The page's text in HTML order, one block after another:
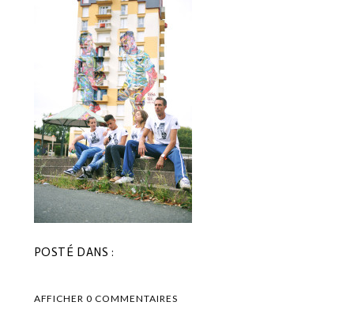
POSTÉ DANS :
AFFICHER0 COMMENTAIRES